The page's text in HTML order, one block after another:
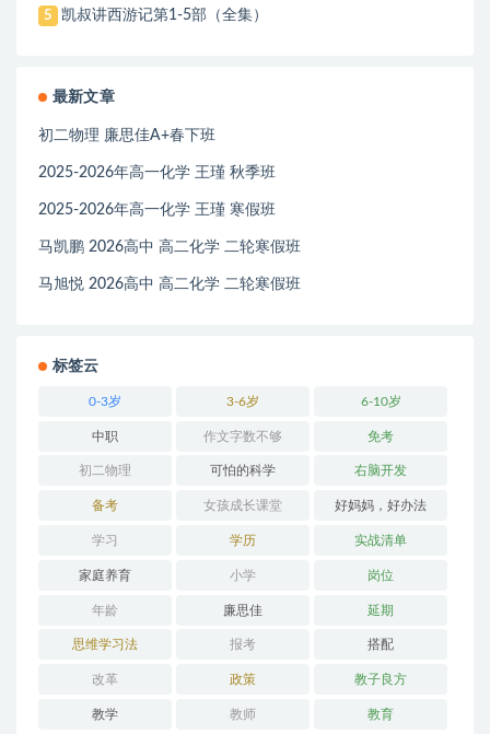
5 凯叔讲西游记第1-5部（全集）
最新文章
初二物理 廉思佳A+春下班
2025-2026年高一化学 王瑾 秋季班
2025-2026年高一化学 王瑾 寒假班
马凯鹏 2026高中 高二化学 二轮寒假班
马旭悦 2026高中 高二化学 二轮寒假班
标签云
0-3岁 3-6岁 6-10岁
中职 作文字数不够 免考
初二物理 可怕的科学 右脑开发
备考 女孩成长课堂 好妈妈，好办法
学习 学历 实战清单
家庭养育 小学 岗位
年龄 廉思佳 延期
思维学习法 报考 搭配
改革 政策 教子良方
教学 教师 教育